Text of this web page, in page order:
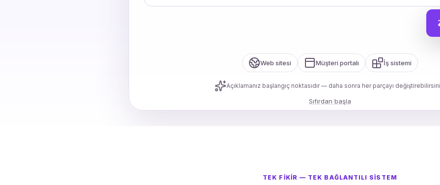
Web sitesi Müşteri portalı İş sistemi
Açıklamanız başlangıç noktasıdır — daha sonra her parçayı
Sıfırdan başla
TEK FIKIR — TEK BAĞLANTILI SISTEM